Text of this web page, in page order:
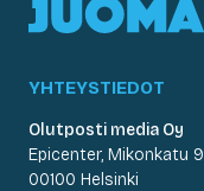
YHTEYSTIEDOT
Olutposti media Oy
Epicenter, Mikonkatu 9
00100 Helsinki